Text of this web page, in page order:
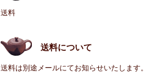
送料
送料について
送料は別途メールにてお知らせいたします。